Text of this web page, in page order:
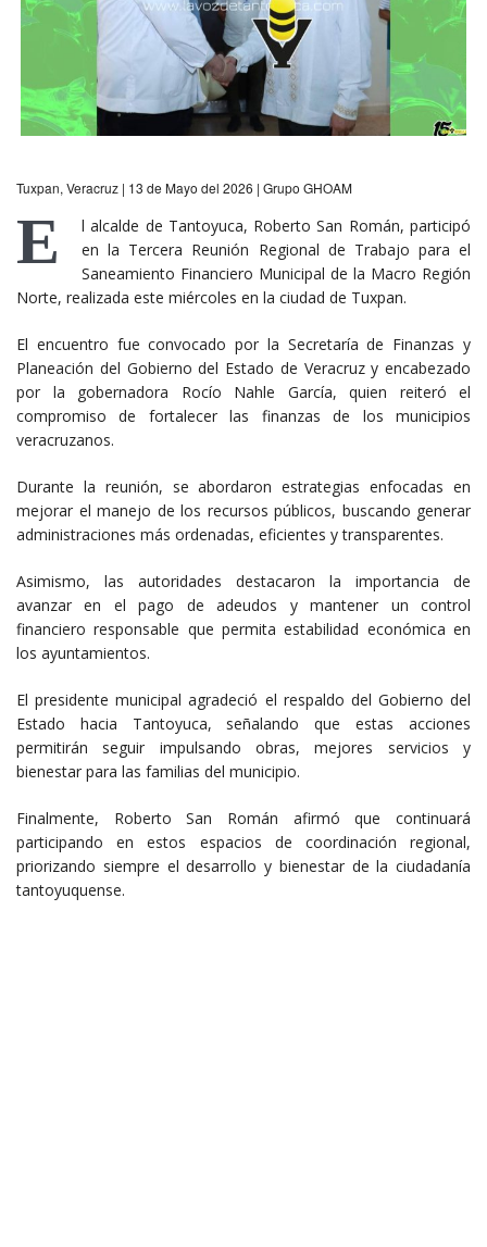
Tuxpan, Veracruz | 13 de Mayo del 2026 | Grupo GHOAM
E
l alcalde de Tantoyuca, Roberto San Román, participó
en la Tercera Reunión Regional de Trabajo para el
Saneamiento Financiero Municipal de la Macro Región
Norte, realizada este miércoles en la ciudad de Tuxpan.
El encuentro fue convocado por la Secretaría de Finanzas y
Planeación del Gobierno del Estado de Veracruz y encabezado
por la gobernadora Rocío Nahle García, quien reiteró el
compromiso de fortalecer las finanzas de los municipios
veracruzanos.
Durante la reunión, se abordaron estrategias enfocadas en
mejorar el manejo de los recursos públicos, buscando generar
administraciones más ordenadas, eficientes y transparentes.
Asimismo, las autoridades destacaron la importancia de
avanzar en el pago de adeudos y mantener un control
financiero responsable que permita estabilidad económica en
los ayuntamientos.
El presidente municipal agradeció el respaldo del Gobierno del
Estado hacia Tantoyuca, señalando que estas acciones
permitirán seguir impulsando obras, mejores servicios y
bienestar para las familias del municipio.
Finalmente, Roberto San Román afirmó que continuará
participando en estos espacios de coordinación regional,
priorizando siempre el desarrollo y bienestar de la ciudadanía
tantoyuquense.